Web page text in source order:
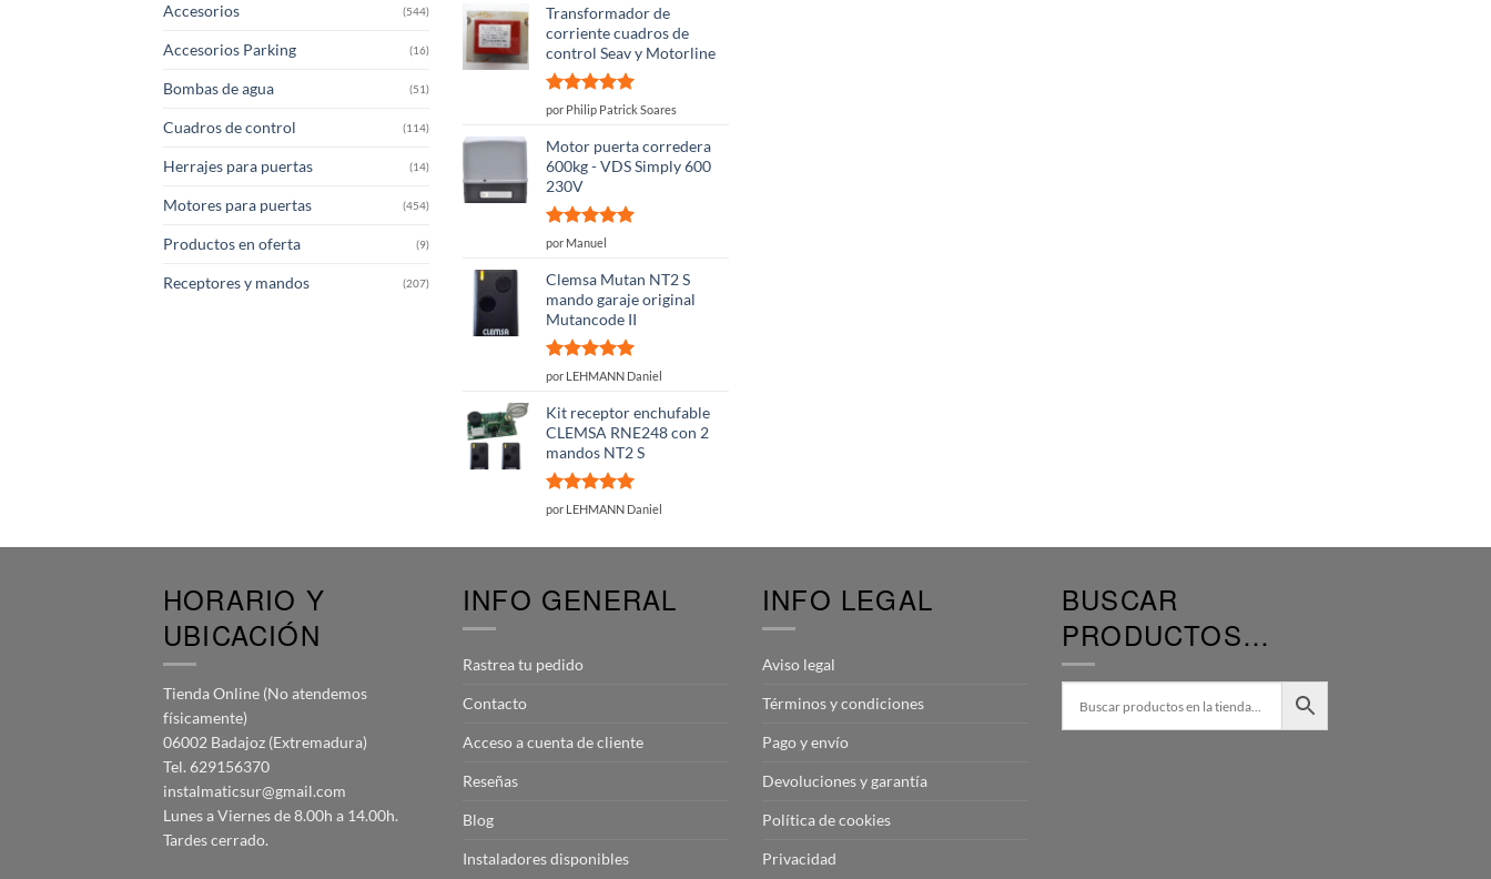
Accesorios (544)
Accesorios Parking (16)
Bombas de agua (51)
Cuadros de control (114)
Herrajes para puertas (14)
Motores para puertas (454)
Productos en oferta (9)
Receptores y mandos (207)
Transformador de
corriente cuadros de
control Seav y Motorline
Valorado
por Philip Patrick Soares
Motor puerta corredera
600kg - VDS Simply 600
230V
Valorado
por Manuel
Clemsa Mutan NT2 S
mando garaje original
Mutancode II
Valorado
por LEHMANN Daniel
Kit receptor enchufable
CLEMSA RNE248 con 2
mandos NT2 S
Valorado
por LEHMANN Daniel
HORARIO Y
UBICACIÓN
Tienda Online (No atendemos
físicamente)
06002 Badajoz (Extremadura)
Tel. 629156370
instalmaticsur@gmail.com
Lunes a Viernes de 8.00h a 14.00h.
Tardes cerrado.
INFO GENERAL
Rastrea tu pedido
Contacto
Acceso a cuenta de cliente
Reseñas
Blog
Instaladores disponibles
INFO LEGAL
Aviso legal
Términos y condiciones
Pago y envío
Devoluciones y garantía
Política de cookies
Privacidad
BUSCAR
PRODUCTOS…